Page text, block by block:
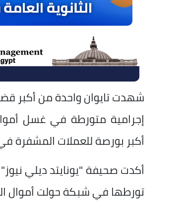
شهدت تايوان واحدة من أكبر
إجرامية متورطة في غسل
أكبر بورصة للعملات المشفرة في
أكدت صحيفة "يونايتد ديلي
تورطها في شبكة حولت أموال